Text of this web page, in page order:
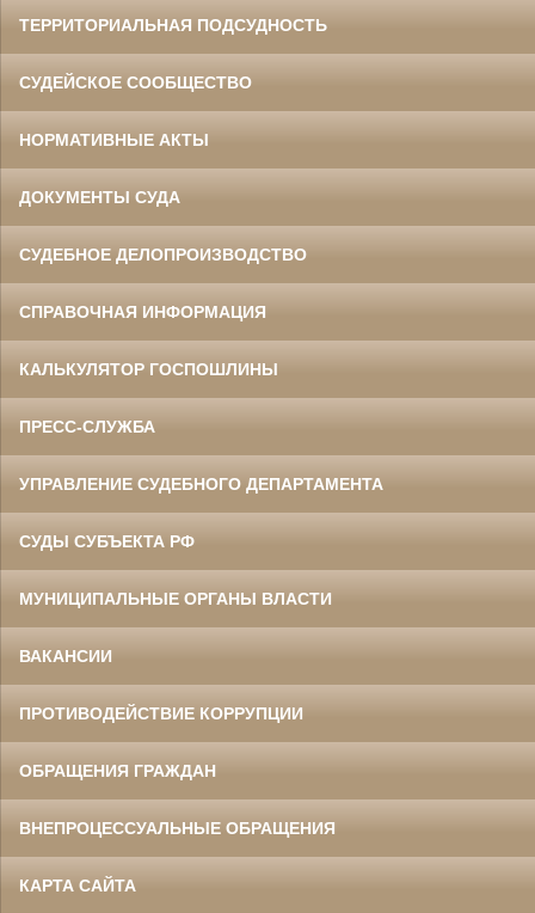
ТЕРРИТОРИАЛЬНАЯ ПОДСУДНОСТЬ
СУДЕЙСКОЕ СООБЩЕСТВО
НОРМАТИВНЫЕ АКТЫ
ДОКУМЕНТЫ СУДА
СУДЕБНОЕ ДЕЛОПРОИЗВОДСТВО
СПРАВОЧНАЯ ИНФОРМАЦИЯ
КАЛЬКУЛЯТОР ГОСПОШЛИНЫ
ПРЕСС-СЛУЖБА
УПРАВЛЕНИЕ СУДЕБНОГО ДЕПАРТАМЕНТА
СУДЫ СУБЪЕКТА РФ
МУНИЦИПАЛЬНЫЕ ОРГАНЫ ВЛАСТИ
ВАКАНСИИ
ПРОТИВОДЕЙСТВИЕ КОРРУПЦИИ
ОБРАЩЕНИЯ ГРАЖДАН
ВНЕПРОЦЕССУАЛЬНЫЕ ОБРАЩЕНИЯ
КАРТА САЙТА